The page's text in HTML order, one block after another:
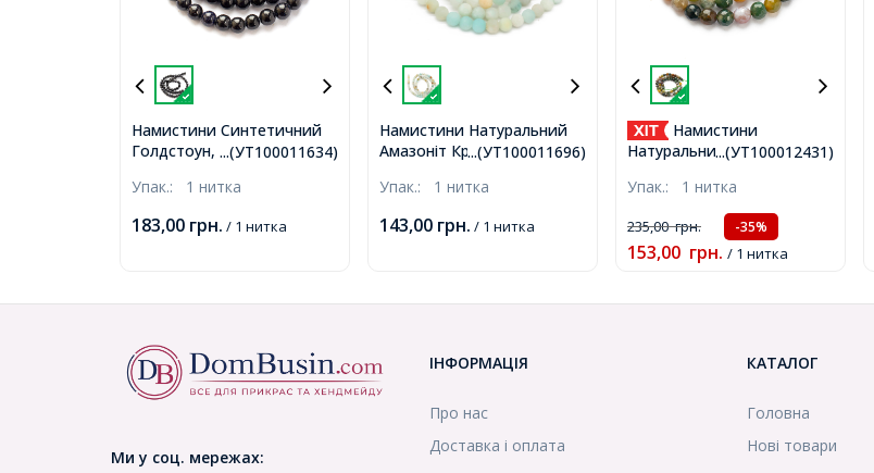
...(УТ100011634)
Намистини Синтетичний
Голдстоун, Круглий, Колір:
Отв-тя 1мм, близько 60шт
(УТ100011634)
Упак.: 1 нитка
183,00 грн. / 1 нитка
...(УТ100011696)
Намистини Натуральний
Амазоніт Круглі Матові,
96шт/38см/нитка,
Упак.: 1 нитка
143,00 грн. / 1 нитка
...(УТ100012431)
Намистини
Натуральний Індійський
Мікс, 6мм, Отвір 1мм,
близько 58шт/36см/нитка,
(УТ100012431)
Упак.: 1 нитка
235,00грн. -35%
153,00 грн. / 1 нитка
Ми у соц. мережах:
ІНФОРМАЦІЯ
Про нас
Доставка і оплата
КАТАЛОГ
Головна
Нові товари